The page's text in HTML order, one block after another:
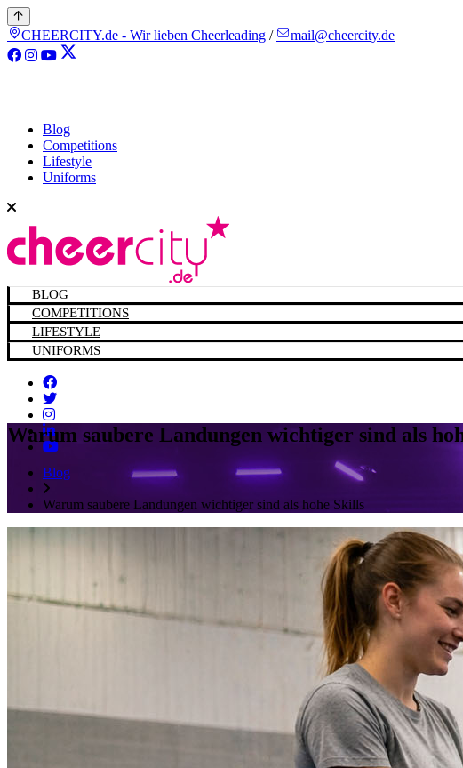
CHEERCITY.de - Wir lieben Cheerleading / mail@cheercity.de
Blog
Competitions
Lifestyle
Uniforms
BLOG
COMPETITIONS
LIFESTYLE
UNIFORMS
Warum saubere Landungen wichtiger sind als
Blog
Warum saubere Landungen wichtiger sind als hohe Skills